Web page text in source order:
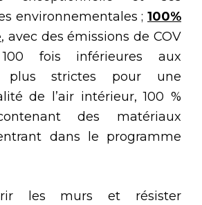
environnementales ; 100%
, avec des émissions de COV
100 fois inférieures aux
plus strictes pour une
de l’air intérieur, 100 %
des matériaux
dans le programme
les murs et résister